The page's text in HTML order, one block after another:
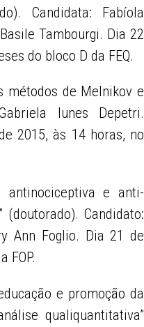
Candidata: Fabíola
Tambourgi. Dia 22
do bloco D da FEQ.
métodos de Melnikov e
Iunes Depetri.
2015, às 14 horas, no
antinociceptiva e anti-
Candidato:
Ann Foglio. Dia 21 de
FOP.
e promoção da
qualiquantitativa”